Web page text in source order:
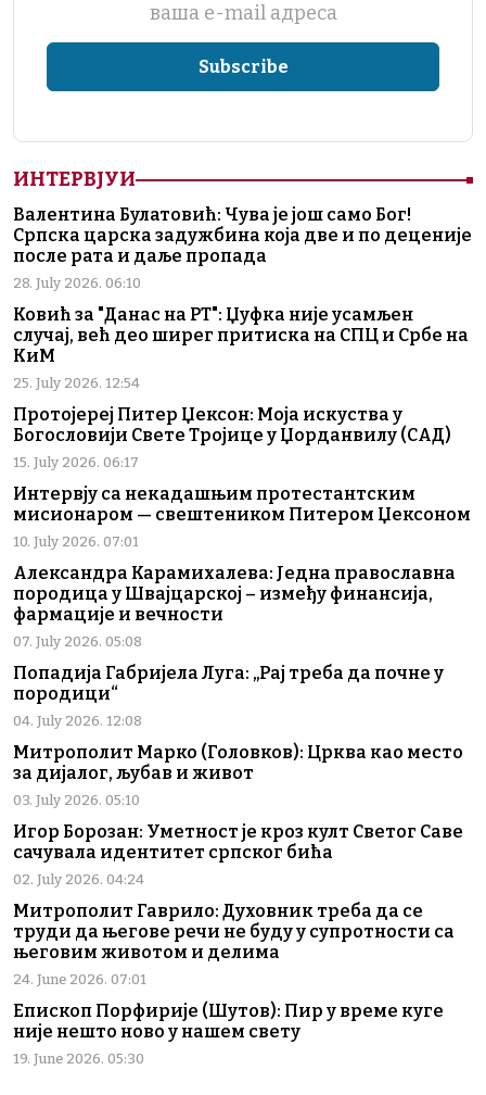
ваша е-mail адреса
ИНТЕРВЈУИ
Валентина Булатовић: Чува је још само Бог!
Српска царска задужбина која две и по деценије
после рата и даље пропада
28. July 2026. 06:10
Ковић за "Данас на РТ": Џуфка није усамљен
случај, већ део ширег притиска на СПЦ и Србе на
КиМ
25. July 2026. 12:54
Протојереј Питер Џексон: Моја искуства у
Богословији Свете Тројице у Џорданвилу (САД)
15. July 2026. 06:17
Интервју са некадашњим протестантским
мисионаром — свештеником Питером Џексоном
10. July 2026. 07:01
Александра Карамихалева: Једна православна
породица у Швајцарској – између финансија,
фармације и вечности
07. July 2026. 05:08
Попадија Габријела Луга: „Рај треба да почне у
породици“
04. July 2026. 12:08
Митрополит Марко (Головков): Црква као место
за дијалог, љубав и живот
03. July 2026. 05:10
Игор Борозан: Уметност је кроз култ Светог Саве
сачувала идентитет српског бића
02. July 2026. 04:24
Митрополит Гаврило: Духовник треба да се
труди да његове речи не буду у супротности са
његовим животом и делима
24. June 2026. 07:01
Епископ Порфирије (Шутов): Пир у време куге
није нешто ново у нашем свету
19. June 2026. 05:30